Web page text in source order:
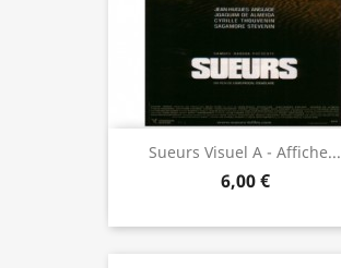
Sueurs Visuel A - Affiche...
6,00 €